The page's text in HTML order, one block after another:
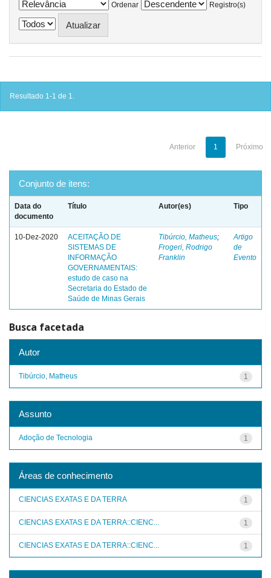
Ordenar
Registro(s)
Resultado 1-1 de 1.
Anterior 1 Próximo
Conjunto de itens:
Data do
documento
Título Autor(es) Tipo
10-Dez-2020
ACEITAÇÃO DE
SISTEMAS DE
INFORMAÇÃO
GOVERNAMENTAIS:
estudo de caso na
Secretaria do Estado de
Saúde de Minas Gerais
Tibúrcio, Matheus;
Frogeri, Rodrigo
Franklin
Artigo
de
Evento
Busca facetada
Autor
1
Tibúrcio, Matheus
Assunto
1
Adoção de Tecnologia
Áreas de conhecimento
1
CIENCIAS EXATAS E DA TERRA
1
CIENCIAS EXATAS E DA TERRA::CIENC...
1
CIENCIAS EXATAS E DA TERRA::CIENC...